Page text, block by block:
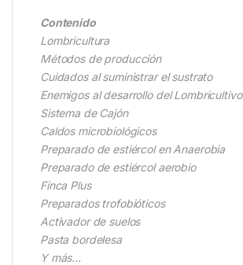
Contenido
Lombricultura
Métodos de producción
Cuidados al suministrar el sustrato
Enemigos al desarrollo del Lombricultivo
Sistema de Cajón
Caldos microbiológicos
Preparado de estiércol en Anaerobia
Preparado de estiércol aerobio
Finca Plus
Preparados trofobióticos
Activador de suelos
Pasta bordelesa
Y más…